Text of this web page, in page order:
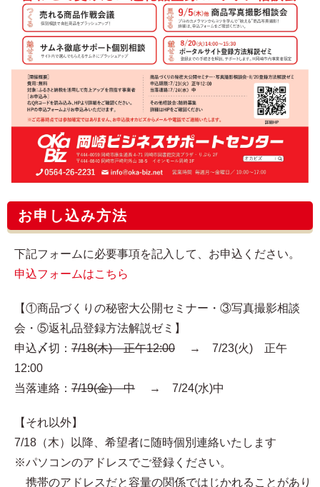
お申し込み方法
下記フォームに必要事項を記入して、お申込ください。
申込フォームはこちら
【①商品づくりの秘密大公開セミナー・③写真撮影相談
会・⑤返礼品登録方法解説ゼミ】
申込〆切： 7/18(木) 正午12:00 → 7/23(火) 正午
12:00
当落連絡： 7/19(金) 中 → 7/24(水)中
【それ以外】
7/18（木）以降、希望者に随時個別連絡いたします
※パソコンのアドレスでご登録ください。
携帯のアドレスだと容量の関係ではじかれることがあり